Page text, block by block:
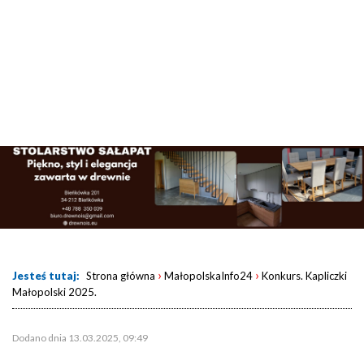
Jesteś tutaj: Strona główna › MałopolskaInfo24 › Konkurs. Kapliczki
Małopolski 2025.
Dodano dnia 13.03.2025, 09:49